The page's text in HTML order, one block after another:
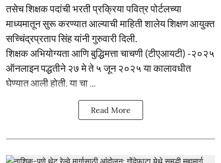
तसेच शिक्षक पदांची भरती प्रक्रिया पवित्र पोर्टलच्या
माध्यमातून सुरू करण्यात आल्याची माहिती शालेय शिक्षण आयुक्त
सच्चिंद्रप्रताप सिंह यांनी गुरुवारी दिली.
शिक्षक अभियोग्यता आणि बुद्धिमत्ता चाचणी (टीएआयटी) -२०२५
ऑनलाइन पद्धतीने २७ मे ते ५ जून २०२५ या कालावधीत
घेण्यात आली होती. या चा ...
Read More